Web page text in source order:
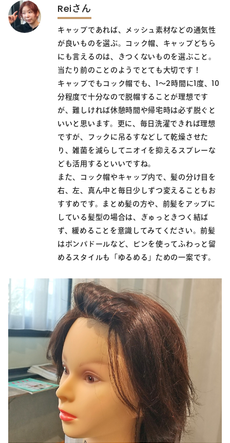
Reiさん
キャップであれば、メッシュ素材などの通気性
が良いものを選ぶ。コック帽、キャップどちら
にも言えるのは、きつくないものを選ぶこと。
当たり前のことのようでとても大切です！
キャップでもコック帽でも、1～2時間に1度、10
分程度で十分なので脱帽することが理想です
が、難しければ休憩時間や帰宅時は必ず脱ぐと
いいと思います。更に、毎日洗濯できれば理想
ですが、フックに吊るすなどして乾燥させた
り、雑菌を減らしてニオイを抑えるスプレーな
ども活用するといいですね。
また、コック帽やキャップ内で、髪の分け目を
右、左、真ん中と毎日少しずつ変えることもお
すすめです。まとめ髪の方や、前髪をアップに
している髪型の場合は、ぎゅっときつく結ば
ず、緩めることを意識してみてください。前髪
はポンパドールなど、ピンを使ってふわっと留
めるスタイルも「ゆるめる」ための一案です。